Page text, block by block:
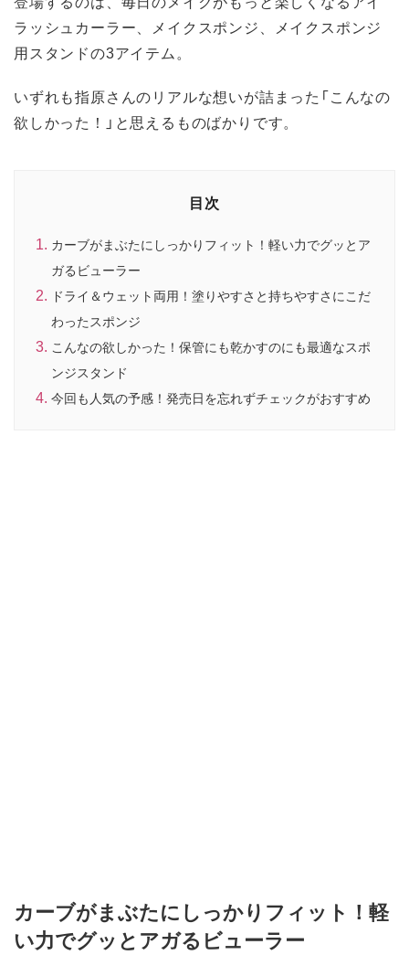
ラッシュカーラー、メイクスポンジ、メイクスポンジ
用スタンドの3アイテム。
いずれも指原さんのリアルな想いが詰まった「こんなの
欲しかった！」と思えるものばかりです。
目次
カーブがまぶたにしっかりフィット！軽い力でグッとア
ガるビューラー
ドライ＆ウェット両用！塗りやすさと持ちやすさにこだ
わったスポンジ
こんなの欲しかった！保管にも乾かすのにも最適なスポ
ンジスタンド
今回も人気の予感！発売日を忘れずチェックがおすすめ
カーブがまぶたにしっかりフィット！軽
い力でグッとアガるビューラー